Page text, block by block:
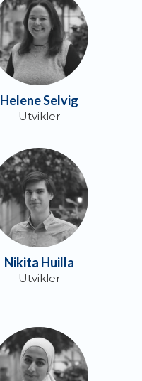
Helene Selvig
Utvikler
Nikita Huilla
Utvikler